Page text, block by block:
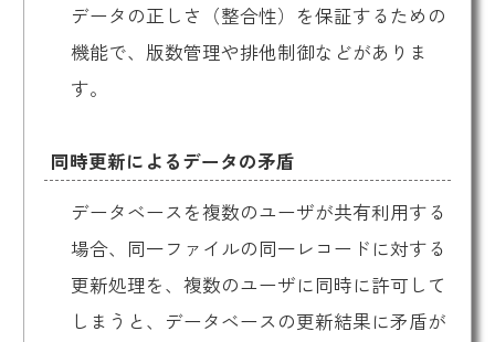
データの正しさ（整合性）を保証するための
機能で、版数管理や排他制御などがありま
す。
同時更新によるデータの矛盾
データベースを複数のユーザが共有利用する
場合、同一ファイルの同一レコードに対する
更新処理を、複数のユーザに同時に許可して
しまうと、データベースの更新結果に矛盾が